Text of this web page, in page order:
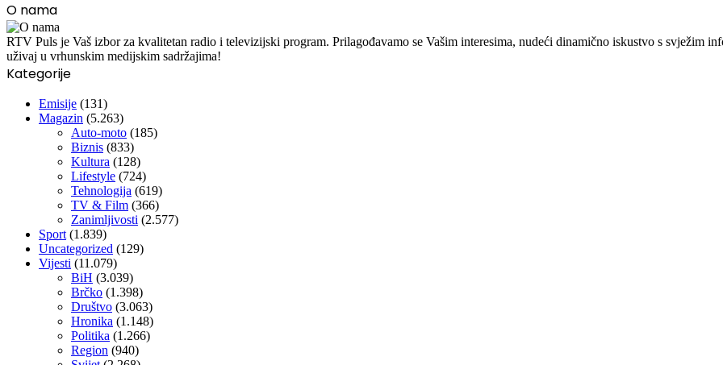
O nama
RTV Puls je Vaš izbor za kvalitetan radio i televizijski program. Prilagođavamo se Vašim interesima, nudeći dinamično iskustvo s svježim
uživaj u vrhunskim medijskim sadržajima!
Kategorije
Emisije (131)
Magazin (5.263)
Auto-moto (185)
Biznis (833)
Kultura (128)
Lifestyle (724)
Tehnologija (619)
TV & Film (366)
Zanimljivosti (2.577)
Sport (1.839)
Uncategorized (129)
Vijesti (11.079)
BiH (3.039)
Brčko (1.398)
Društvo (3.063)
Hronika (1.148)
Politika (1.266)
Region (940)